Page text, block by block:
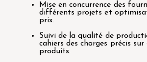
Mise en concurrence des
différents projets et
prix.
Suivi de la qualité de
cahiers des charges précis sur
produits.